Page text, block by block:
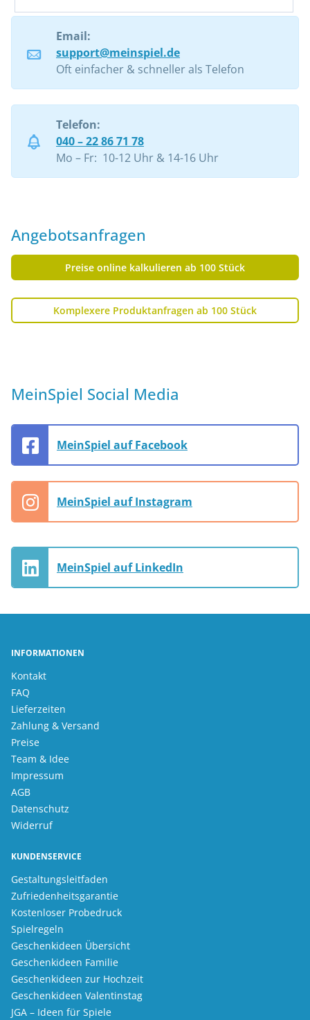
Email:
support@meinspiel.de
Oft einfacher & schneller als Telefon
Telefon:
040 – 22 86 71 78
Mo – Fr: 10-12 Uhr & 14-16 Uhr
Angebotsanfragen
Preise online kalkulieren ab 100 Stück
Komplexere Produktanfragen ab 100 Stück
MeinSpiel Social Media
MeinSpiel auf Facebook
MeinSpiel auf Instagram
MeinSpiel auf LinkedIn
INFORMATIONEN
Kontakt
FAQ
Lieferzeiten
Zahlung & Versand
Preise
Team & Idee
Impressum
AGB
Datenschutz
Widerruf
KUNDENSERVICE
Gestaltungsleitfaden
Zufriedenheitsgarantie
Kostenloser Probedruck
Spielregeln
Geschenkideen Übersicht
Geschenkideen Familie
Geschenkideen zur Hochzeit
Geschenkideen Valentinstag
JGA – Ideen für Spiele